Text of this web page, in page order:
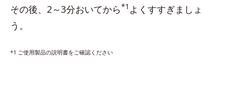
その後、2～3分おいてから*1 よくすすぎましょ
う。
*1 ご使用製品の説明書をご確認ください